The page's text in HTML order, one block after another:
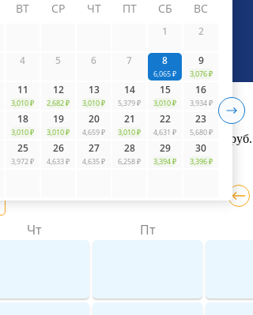
ВТ СР ЧТ ПТ СБ ВС
1 2
4 5 6 7 8
6,065 ₽
9
3,076 ₽
11
3,010 ₽
12
2,682 ₽
13
3,010 ₽
14
5,379 ₽
15
3,010 ₽
16
3,934 ₽
18
3,010 ₽
19
3,010 ₽
20
4,659 ₽
21
3,010 ₽
22
4,631 ₽
23
5,680 ₽
25
3,972 ₽
26
4,633 ₽
27
4,635 ₽
28
6,258 ₽
29
3,394 ₽
30
3,396 ₽
Внуково в Санкт-Петербург от2 679 руб.
Чт Пт